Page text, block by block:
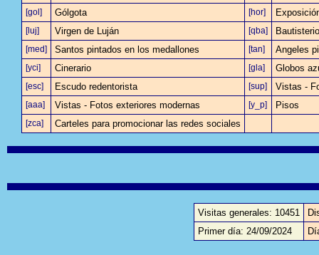
[gol] Gólgota [hor]
[luj] Virgen de Luján [qba] Bautisterio
[med] Santos pintados en los medallones [tan] Angeles
[yci] Cinerario [gla] Globos
[esc] Escudo redentorista [sup] Vistas -
[aaa] Vistas - Fotos exteriores modernas [y_p] Pisos
[zca] Carteles para promocionar las redes sociales
Visitas generales: 10451
Primer día: 24/09/2024